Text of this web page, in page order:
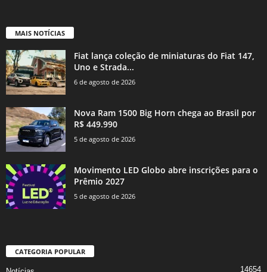
MAIS NOTÍCIAS
Fiat lança coleção de miniaturas do Fiat 147,
Uno e Strada...
6 de agosto de 2026
Nova Ram 1500 Big Horn chega ao Brasil por
R$ 449.990
5 de agosto de 2026
Movimento LED Globo abre inscrições para o
Prêmio 2027
5 de agosto de 2026
CATEGORIA POPULAR
14654